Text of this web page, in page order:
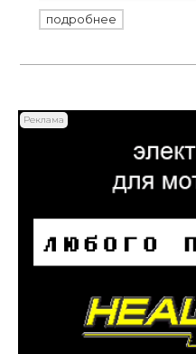
смогли добраться
почему всё так
подробнее
Реклама